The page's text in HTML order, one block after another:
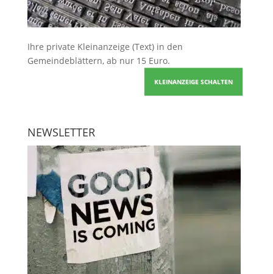
Ihre private Kleinanzeige (Text) in den
Gemeindeblättern, ab nur 15 Euro.
KLEINANZEIGE SCHALTEN
NEWSLETTER